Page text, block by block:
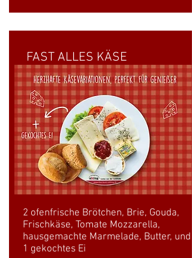
FAST ALLES KÄSE
2 ofenfrische Brötchen, Brie, Gouda,
Frischkäse, Tomate Mozzarella,
hausgemachte Marmelade, Butter, und
1 gekochtes Ei